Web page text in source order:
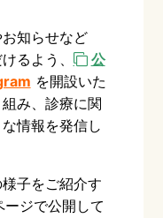
知らせなど
るよう、
公
を開設いた
み、診療に関
情報を発信し
子をご紹介す
ージで公開して